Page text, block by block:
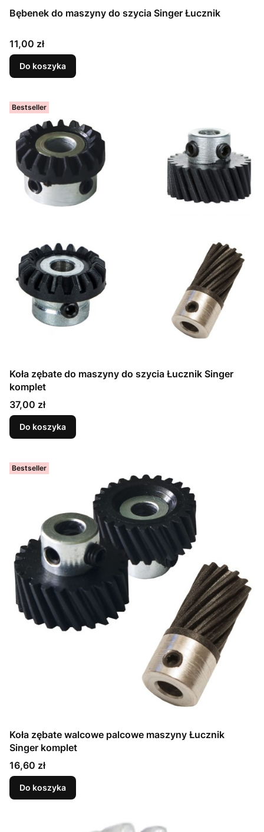
Bębenek do maszyny do szycia Singer Łucznik
Cena
11,00 zł
Do koszyka
Bestseller
Koła zębate do maszyny do szycia Łucznik Singer
komplet
Cena
37,00 zł
Do koszyka
Bestseller
Koła zębate walcowe palcowe maszyny Łucznik
Singer komplet
Cena
16,60 zł
Do koszyka